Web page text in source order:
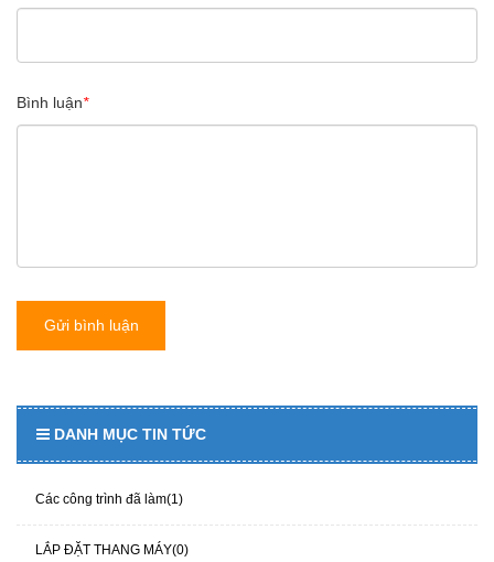
DANH MỤC TIN TỨC
Các công trình đã làm(1)
LẮP ĐẶT THANG MÁY(0)
Bình luận*
Gửi bình luận